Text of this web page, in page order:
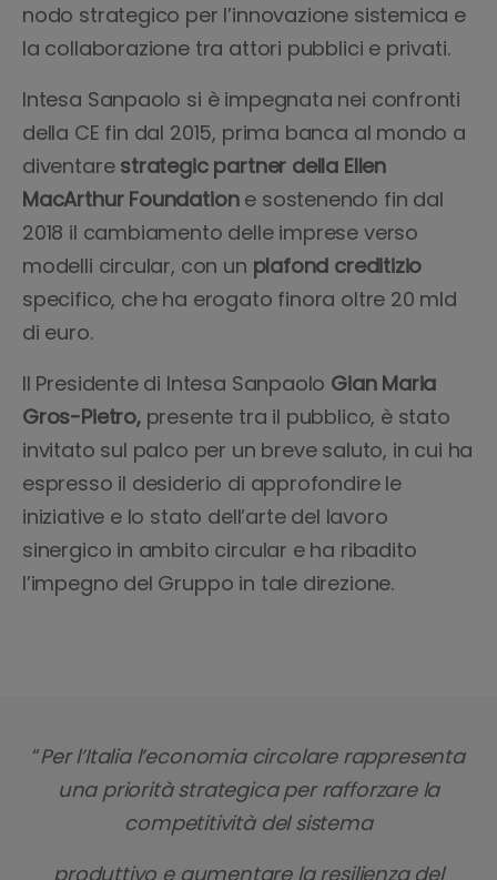
nodo strategico per l’innovazione sistemica e
la collaborazione tra attori pubblici e privati.
Intesa Sanpaolo si è impegnata nei confronti
della CE fin dal 2015, prima banca al mondo a
diventare strategic partner della Ellen
MacArthur Foundatione sostenendo fin dal
2018 il cambiamento delle imprese verso
modelli circular, con un plafond creditizio
specifico, che ha erogato finora oltre 20 mld
di euro.
Il Presidente di Intesa Sanpaolo Gian Maria
Gros-Pietro,presente tra il pubblico, è stato
invitato sul palco per un breve saluto, in cui ha
espresso il desiderio di approfondire le
iniziative e lo stato dell’arte del lavoro
sinergico in ambito circular e ha ribadito
l’impegno del Gruppo in tale direzione.
“Per l’Italia l’economia circolare rappresenta
una priorità strategica per rafforzare la
competitività del sistema
produttivo e aumentare la resilienza del